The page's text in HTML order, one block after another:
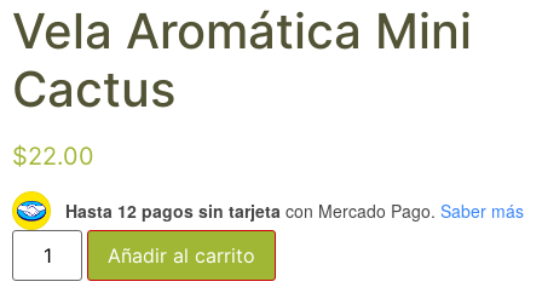
Vela Aromática Mini
Cactus
$22.00
Hasta 12 pagos sin tarjeta con Mercado Pago. Saber más
Añadir al carrito